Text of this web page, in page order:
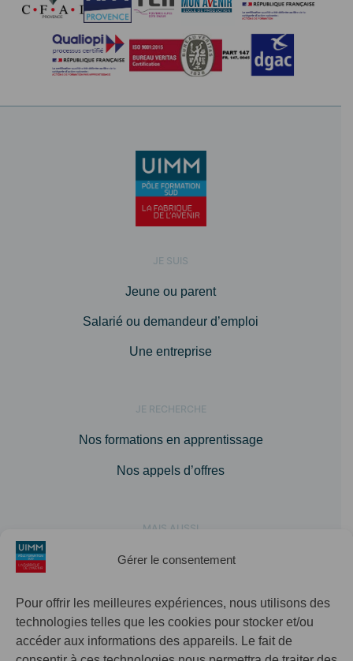
Gérer le consentement
Pour offrir les meilleures expériences, nous utilisons des
technologies telles que les cookies pour stocker et/ou
accéder aux informations des appareils. Le fait de
JE SUIS
Jeune ou parent
Salarié ou demandeur d’emploi
Une entreprise
JE RECHERCHE
Nos formations en apprentissage
Nos appels d’offres
MAIS AUSSI
A propos
Contact
Pôle Formation UIMM SUD